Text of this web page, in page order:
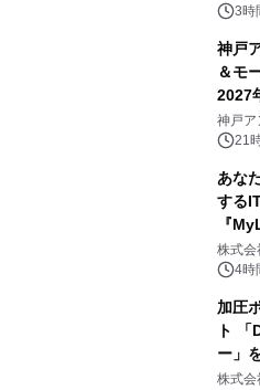
アート
3時
神戸
＆モ
2027
オー
神戸ア
ル 21
あな
する
『
秀賞
株式会
4時
加圧
ト
ー」
株式会